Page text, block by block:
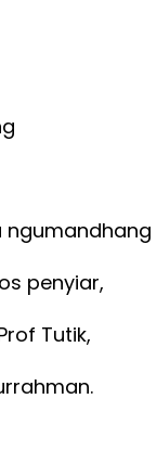
penyiar,
Tutik,